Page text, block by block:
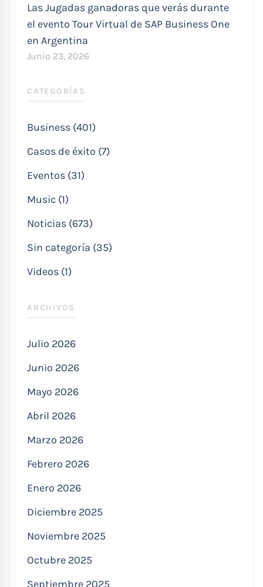
Las Jugadas ganadoras que verás durante
el evento Tour Virtual de SAP Business One
en Argentina
Junio 23, 2026
CATEGORÍAS
Business (401)
Casos de éxito (7)
Eventos (31)
Music (1)
Noticias (673)
Sin categoría (35)
Videos (1)
ARCHIVOS
Julio 2026
Junio 2026
Mayo 2026
Abril 2026
Marzo 2026
Febrero 2026
Enero 2026
Diciembre 2025
Noviembre 2025
Octubre 2025
Septiembre 2025